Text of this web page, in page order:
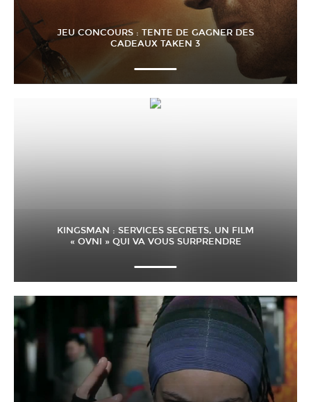
JEU CONCOURS : TENTE DE GAGNER DES
CADEAUX TAKEN 3
KINGSMAN : SERVICES SECRETS, UN FILM
« OVNI » QUI VA VOUS SURPRENDRE